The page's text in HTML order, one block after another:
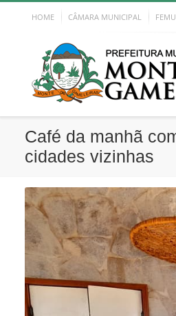
HOME CÂMARA MUNICIPAL
Café da manhã
cidades vizinhas